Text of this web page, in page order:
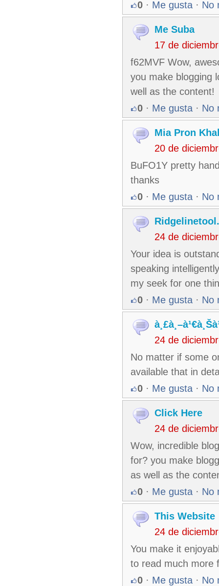
0 · Me gusta · No
Me Suba
17 de
f62MVF Wow,
you make blogging
well as the content!
0 · Me gusta · No
Mia Pron
20 de
BuFO1Y pretty
thanks
0 · Me gusta · No
24 de
Your idea is
speaking
my seek for one
0 · Me gusta · No
24 de
No matter if some
available that in
0 · Me gusta · No
Click Here
24 de
Wow, incredible
for? you make
as well as the
0 · Me gusta · No
This Website
24 de
You make it
to read much more
0 · Me gusta · No